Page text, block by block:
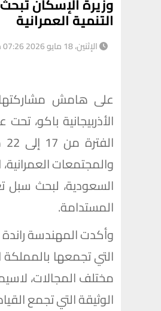
التنمية العمرانية
الإثنين، 18 مايو 2026 07:26 م
على هامش مشاركتها
الأذربيجانية باكو،
والمجتمعات
السعودية، لبحث سبل
المستدامة.
وأكدت المهندسة راندة
التي تجمعها
مختلف المجالات،
الوثيقة التي تجمع